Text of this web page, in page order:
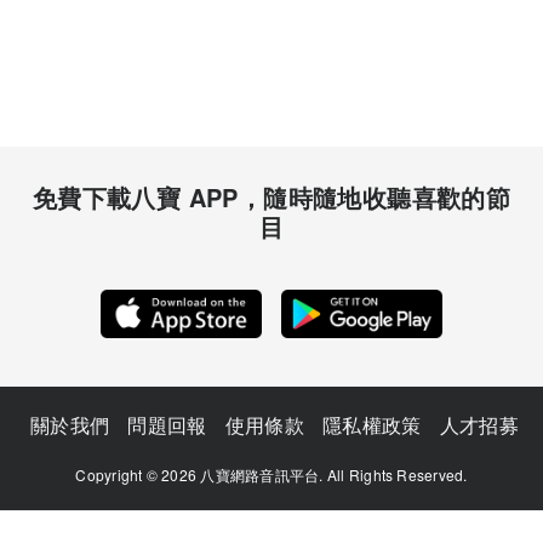
免費下載八寶 APP，隨時隨地收聽喜歡的節
目
關於我們 問題回報 使用條款 隱私權政策 人才招募
Copyright © 2026 八寶網路音訊平台. All Rights Reserved.